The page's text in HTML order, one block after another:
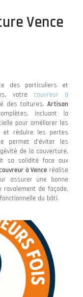
Vence
des particuliers et
votre couvreur à
des toitures.Artisan
incluant la
pour améliorer les
et réduire les pertes
permet d’éviter les
de la couverture.
sa solidité face aux
à Vence réalise
assurer une bonne
ravalement de façade,
du bâti.